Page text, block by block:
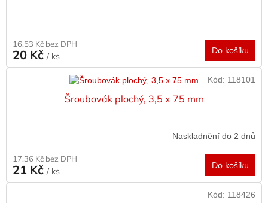
d
16,53 Kč bez DPH
20 Kč / ks
Do košíku
Šroubovák plochý, 3,5 x 75 mm
Naskladnění do 2 dnů
17,36 Kč bez DPH
21 Kč / ks
Do košíku
Kód: 118101
Kód: 118426